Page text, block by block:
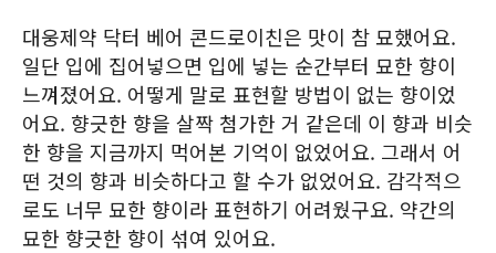
대웅제약 닥터 베어 콘드로이친은 맛이 참 묘했어요.
일단 입에 집어넣으면 입에 넣는 순간부터 묘한 향이
느껴졌어요. 어떻게 말로 표현할 방법이 없는 향이었
어요. 향긋한 향을 살짝 첨가한 거 같은데 이 향과 비슷
한 향을 지금까지 먹어본 기억이 없었어요. 그래서 어
떤 것의 향과 비슷하다고 할 수가 없었어요. 감각적으
로도 너무 묘한 향이라 표현하기 어려웠구요. 약간의
묘한 향긋한 향이 섞여 있어요.